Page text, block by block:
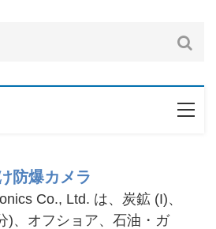
防爆カメラ
Co., Ltd. は、炭鉱 (I)、
)、オフショア、石油・ガ